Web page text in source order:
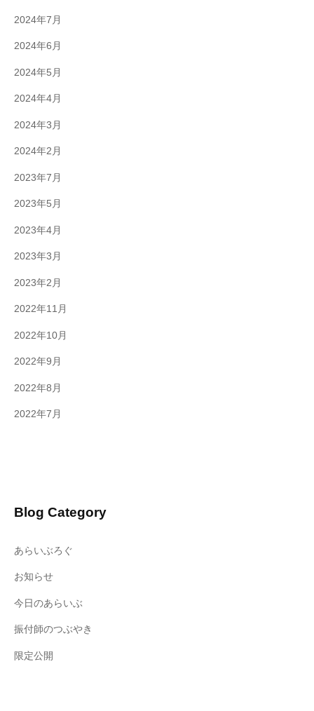
2024年7月
2024年6月
2024年5月
2024年4月
2024年3月
2024年2月
2023年7月
2023年5月
2023年4月
2023年3月
2023年2月
2022年11月
2022年10月
2022年9月
2022年8月
2022年7月
Blog Category
あらいぶろぐ
お知らせ
今日のあらいぶ
振付師のつぶやき
限定公開